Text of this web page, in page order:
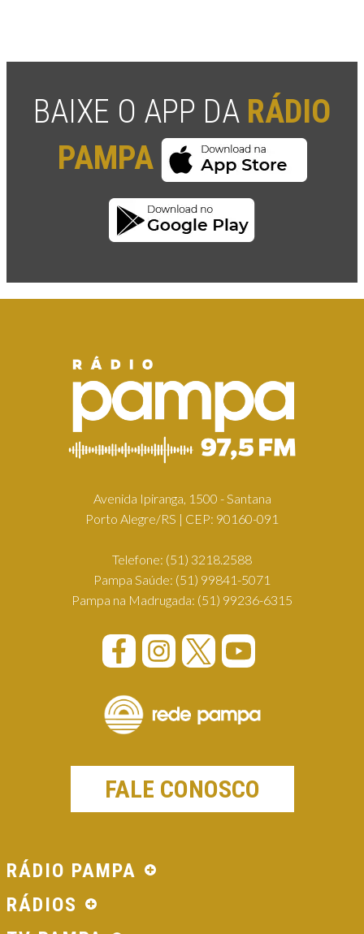
BAIXE O APP DA RÁDIO
PAMPA
Avenida Ipiranga, 1500 - Santana
Porto Alegre/RS | CEP: 90160-091
Telefone: (51) 3218.2588
Pampa Saúde: (51) 99841-5071
Pampa na Madrugada: (51) 99236-6315
FALE CONOSCO
RÁDIO PAMPA
RÁDIOS